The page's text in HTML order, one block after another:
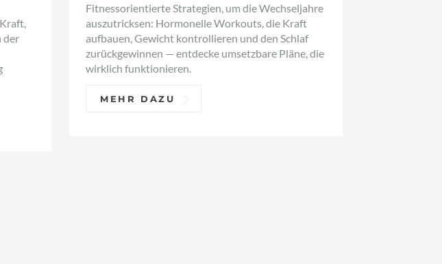
der
Fitnessorientierte Strategien, um die Wechseljahre
auszutricksen: Hormonelle Workouts, die Kraft
aufbauen, Gewicht kontrollieren und den Schlaf
zurückgewinnen — entdecke umsetzbare Pläne, die
wirklich funktionieren.
MEHR DAZU